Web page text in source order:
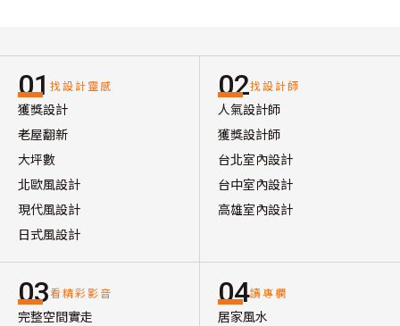
01 找設計靈感
獲獎設計
老屋翻新
大坪數
北歐風設計
現代風設計
日式風設計
02找設計師
人氣設計師
獲獎設計師
台北室內設計
台中室內設計
高雄室內設計
03看精彩影音
完整空間實走
04讀專欄
居家風水